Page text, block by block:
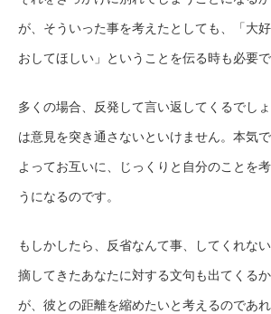
が、そういった事を考えたとしても、「大
おしてほしい」ということを伝る時も必要で
多くの場合、反発して言い返してくるでし
は意見を突き通さないといけません。本気
よってお互いに、じっくりと自分のことを
うになるのです。
もしかしたら、反省なんて事、してくれな
摘してきたあなたに対する文句も出てくる
が、彼との距離を縮めたいと考えるのであ